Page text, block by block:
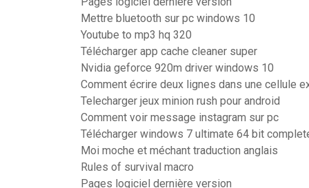
Mettre bluetooth sur pc windows 10
Youtube to mp3 hq 320
Télécharger app cache cleaner super
Nvidia geforce 920m driver windows 10
Comment écrire deux lignes dans une cellule
Telecharger jeux minion rush pour android
Comment voir message instagram sur pc
Télécharger windows 7 ultimate 64 bit
Moi moche et méchant traduction anglais
Rules of survival macro
Pages logiciel dernière version